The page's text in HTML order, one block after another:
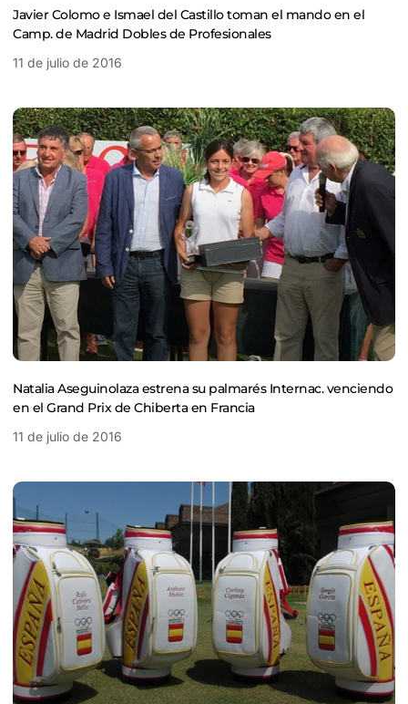
Javier Colomo e Ismael del Castillo toman el mando en el
Camp. de Madrid Dobles de Profesionales
11 de julio de 2016
Natalia Aseguinolaza estrena su palmarés Internac. venciendo
en el Grand Prix de Chiberta en Francia
11 de julio de 2016